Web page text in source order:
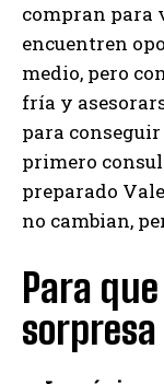
compran para
encuentren
medio, pero
fría y
para
primero
preparado
no cambian,
Para
sorpresa